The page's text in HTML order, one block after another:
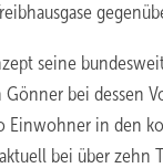
seine
bei dessen
in den
bei über